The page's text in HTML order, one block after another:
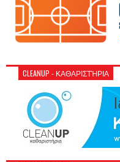
CLEANUP - ΚΑΘΑΡΙΣΤΉΡΙΑ